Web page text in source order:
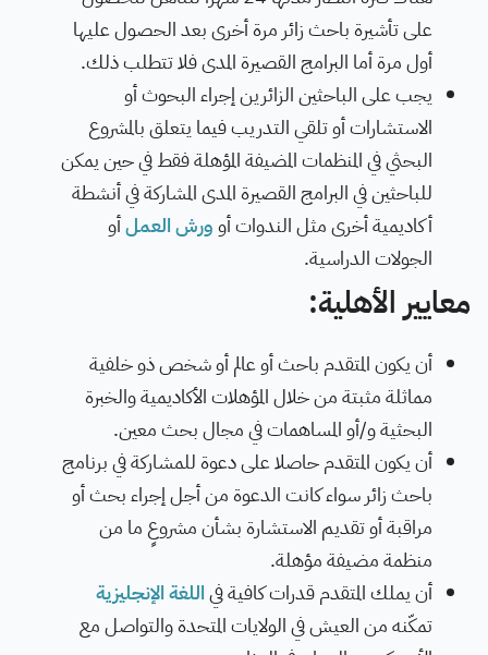
على تأشيرة باحث زائر مرة أخرى بعد الحصول عليها
أول مرة أما البرامج القصيرة المدى فلا تتطلب ذلك.
يجب على الباحثين الزائرين إجراء البحوث أو
الاستشارات أو تلقي التدريب فيما يتعلق بالمشروع
البحثي في المنظمات المضيفة المؤهلة فقط في حين يمكن
للباحثين في البرامج القصيرة المدى المشاركة في أنشطة
أكاديمية أخرى مثل الندوات أوورش العملأو
الجولات الدراسية.
معايير الأهلية:
أن يكون المتقدم باحث أو عالم أو شخص ذو خلفية
مماثلة مثبتة من خلال المؤهلات الأكاديمية والخبرة
البحثية و/أو المساهمات في مجال بحث معين.
أن يكون المتقدم حاصلا على دعوة للمشاركة في برنامج
باحث زائر سواء كانت الدعوة من أجل إجراء بحث أو
مراقبة أو تقديم الاستشارة بشأن مشروعٍ ما من
منظمة مضيفة مؤهلة.
أن يملك المتقدم قدرات كافية فياللغة الإنجليزية
تمكّنه من العيش في الولايات المتحدة والتواصل مع